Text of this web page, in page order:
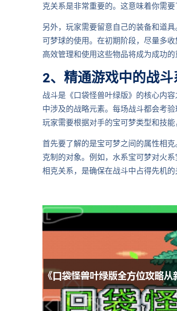
克关系是非常重要的。这意味着你需
另外，玩家需要留意自己的装备和道
可梦球的使用。在初期阶段，尽量多
高效管理和使用这些物品将成为成功的
2、精通游戏中的战斗
战斗是《口袋怪兽叶绿版》的核心内
中涉及的战略元素。每场战斗都会考
玩家需要根据对手的宝可梦类型和技
首先要了解的是宝可梦之间的属性相
克制的对象。例如，水系宝可梦对火
相克关系，是确保在战斗中占得先机的